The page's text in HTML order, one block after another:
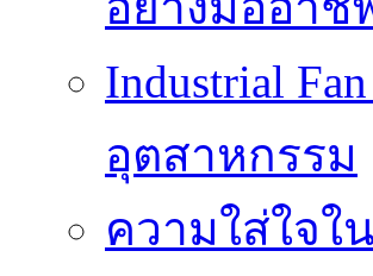
Industrial
อุตสาหกรรม
ความใส่ใจ